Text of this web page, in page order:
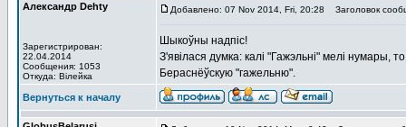
Александр Dehty
Зарегистрирован:
22.04.2014
Сообщения: 1053
Откуда: Вiлейка
Добавлено: 07 Nov 2014, Fri, 20:28 Заголовок
Шыкоўны надпіс!
З'явілася думка: калі "Гажэльні" мелі нумары,
Бераснёўскую "гажельню".
Вернуться к началу